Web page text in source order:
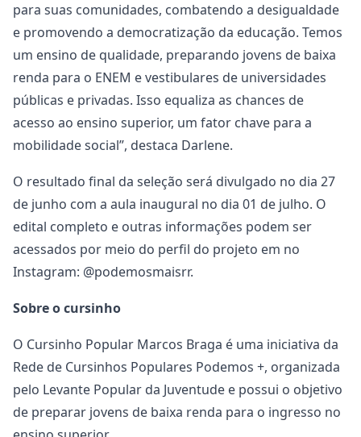
para suas comunidades, combatendo a desigualdade
e promovendo a democratização da educação. Temos
um ensino de qualidade, preparando jovens de baixa
renda para o ENEM e vestibulares de universidades
públicas e privadas. Isso equaliza as chances de
acesso ao ensino superior, um fator chave para a
mobilidade social”, destaca Darlene.
O resultado final da seleção será divulgado no dia 27
de junho com a aula inaugural no dia 01 de julho. O
edital completo e outras informações podem ser
acessados por meio do perfil do projeto em no
Instagram: @podemosmaisrr.
Sobre o cursinho
O Cursinho Popular Marcos Braga é uma iniciativa da
Rede de Cursinhos Populares Podemos +, organizada
pelo Levante Popular da Juventude e possui o objetivo
de preparar jovens de baixa renda para o ingresso no